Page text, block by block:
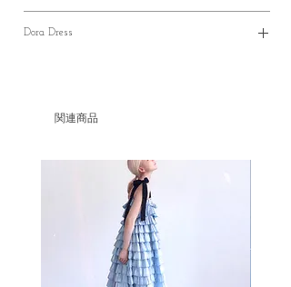
*（製作期約30至40個工作天）
order.Please read the size carefully because every
請慎重考慮尺寸，而且每一件都是逐一製
造，所以尺寸會又少許誤差
Atelier De C Ć Handmade Collection
✿ ✿ ✿ ✿ ✿ ✿ ✿ ✿
Dora Dress
✿兩邊有口袋實用性強
✿布料挺身，厚度適中，適合夏天
✿ 單穿只要搭配不同類型的袋子，應付各種
場合與上班約會和朋友聚會也是沒有問題的
✿搭配Ruffled Vest 系列更是增加裙子的立體
感，小宴會的類似場合也可以駕馭！
関連商品